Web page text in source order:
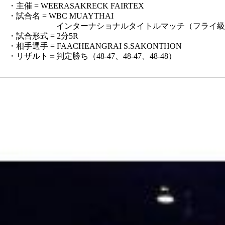
・主催 = WEERASAKRECK FAIRTEX
・試合名 = WBC MUAYTHAI
インターナショナルタイトルマッチ（フライ級
・試合形式 = 2分5R
・相手選手 = FAACHEANGRAI S.SAKONTHON
・リザルト＝判定勝ち（48-47、48-47、48-48）